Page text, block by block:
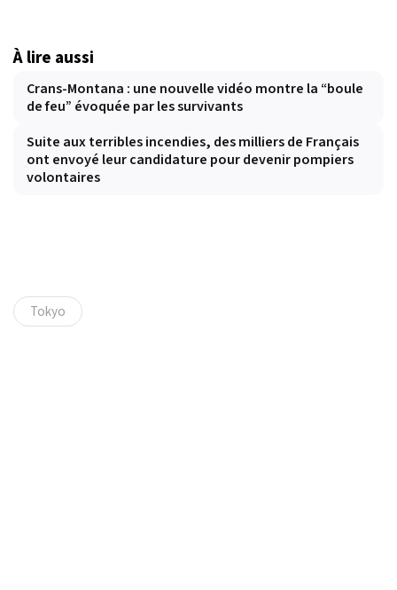
À lire aussi
Crans-Montana : une nouvelle vidéo montre la “boule
de feu” évoquée par les survivants
Suite aux terribles incendies, des milliers de Français
ont envoyé leur candidature pour devenir pompiers
volontaires
Tokyo